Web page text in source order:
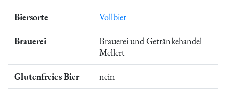
Biersorte Vollbier
Brauerei
Brauerei und Getränkehandel
Mellert
Glutenfreies Bier nein